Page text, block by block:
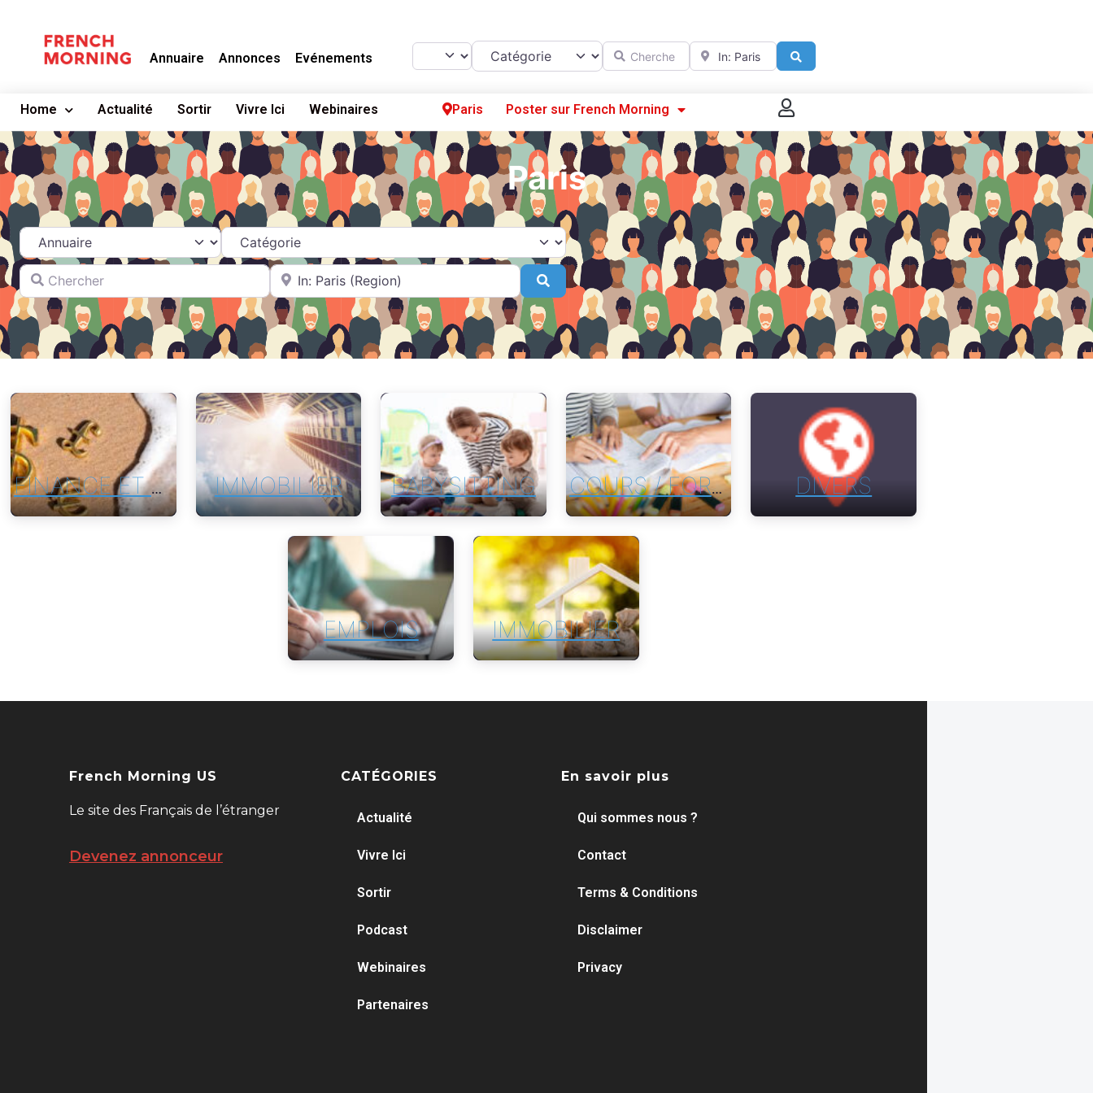
Annuaire Annonces Evénements
Select search type
Catégorie Chercher A proximité de
Home Actualité Sortir Vivre Ici Webinaires Paris Poster sur French Morning
Se connecter
S’enregistrer
Poster sur French Morning
Paris
Select search type Catégorie
Chercher A proximité de
Search
FINANCE ET PATRIMOINE IMMOBILIER BABYSITTING COURS / FORMATION DIVERS
EMPLOIS IMMOBILIER
French Morning US
Le site des Français de l’étranger
Devenez annonceur
CATÉGORIES
Actualité
Vivre Ici
Sortir
Podcast
Webinaires
Partenaires
En savoir plus
Qui sommes nous ?
Contact
Terms & Conditions
Disclaimer
Privacy